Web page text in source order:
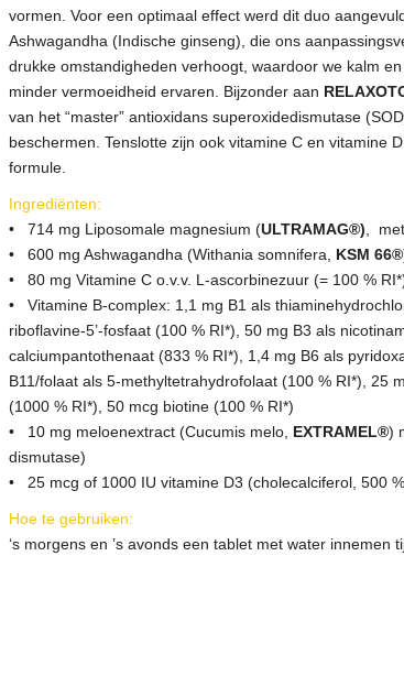
vormen. Voor een optimaal effect werd dit duo
Ashwagandha (Indische ginseng), die ons
drukke omstandigheden verhoogt, waardoor we kalm
minder vermoeidheid ervaren. Bijzonder aan
van het “master” antioxidans superoxidedismutase
beschermen. Tenslotte zijn ook vitamine C en vitamine
formule.
Ingrediënten:
• 714 mg Liposomale magnesium (ULTRAMAG®) ,
• 600 mg Ashwagandha (Withania somnifera, KSM 66®
• 80 mg Vitamine C o.v.v. L-ascorbinezuur (= 100 %
• Vitamine B-complex: 1,1 mg B1 als
riboflavine-5’-fosfaat (100 % RI*), 50 mg B3 als
calciumpantothenaat (833 % RI*), 1,4 mg B6 als
B11/folaat als 5-methyltetrahydrofolaat (100 % RI*), 25
(1000 % RI*), 50 mcg biotine (100 % RI*)
• 10 mg meloenextract (Cucumis melo, EXTRAMEL®)
dismutase)
• 25 mcg of 1000 IU vitamine D3 (cholecalciferol, 500
Hoe te gebruiken:
‘s morgens en ’s avonds een tablet met water innemen